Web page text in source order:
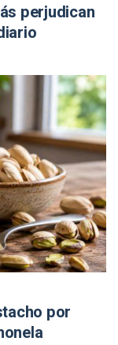
perjudican
por